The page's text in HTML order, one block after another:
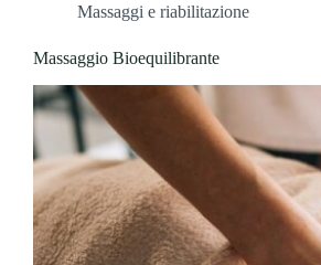
Massaggi e riabilitazione
Massaggio Bioequilibrante